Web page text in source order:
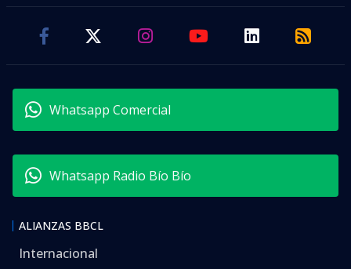
Whatsapp Comercial
Whatsapp Radio Bío Bío
ALIANZAS BBCL
Internacional